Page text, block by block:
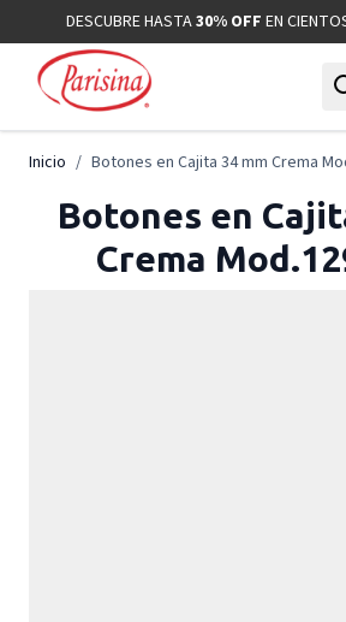
Ir al contenidoDESCUBRE HASTA30% OFF EN
Inicio / Botones en Cajita 34 mm Crema
Botones en
Crema